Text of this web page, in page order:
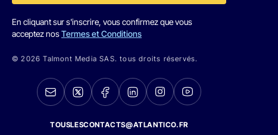
En cliquant sur s'inscrire, vous confirmez que vous
acceptez nosTermes et Conditions
© 2026 Talmont Media SAS. tous droits réservés.
TOUSLESCONTACTS@ATLANTICO.FR